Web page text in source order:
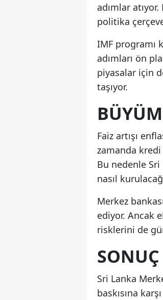
adımlar
politika
IMF programı
adımları ön
piyasalar için
taşıyor.
Faiz artışı
zamanda
Bu nedenle
nasıl
Merkez
ediyor. Ancak
risklerini de
SONUÇ
Sri Lanka
baskısına